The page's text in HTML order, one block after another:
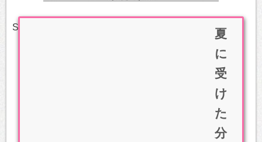
Sponsored Links
夏
に
受
け
た
分